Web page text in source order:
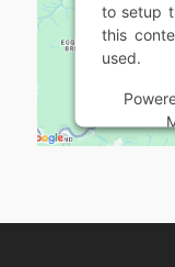
to setup
this
used.